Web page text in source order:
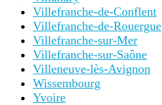
Villefranche-de-Conflent
Villefranche-de-Rouergue
Villefranche-sur-Mer
Villefranche-sur-Saône
Villeneuve-lès-Avignon
Wissembourg
Yvoire